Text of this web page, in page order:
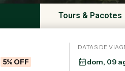
Tours & Pacotes
5% OFF
DATAS DE